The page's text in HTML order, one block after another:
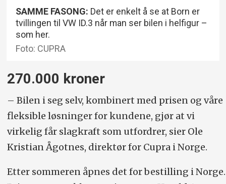
SAMME FASONG: Det er enkelt å se at Born er
tvillingen til VW ID.3 når man ser bilen i helfigur –
som her.
Foto: CUPRA
270.000 kroner
– Bilen i seg selv, kombinert med prisen og våre
fleksible løsninger for kundene, gjør at vi
virkelig får slagkraft som utfordrer, sier Ole
Kristian Ågotnes, direktør for Cupra i Norge.
Etter sommeren åpnes det for bestilling i Norge.